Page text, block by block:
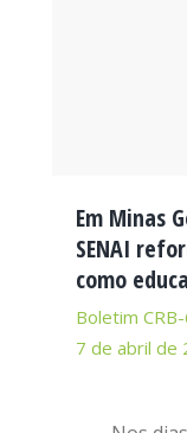
Em Minas
SENAI
como
Boletim
7 de abril de